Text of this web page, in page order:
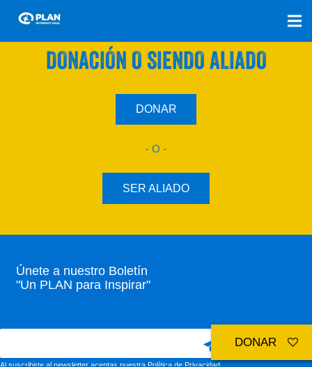
SÚMATE A NUESTRO PLAN CON UNA
DONACIÓN O SIENDO ALIADO
DONAR
- O -
SER ALIADO
Únete a nuestro Boletín
"Un PLAN para Inspirar"
Al suscribirte al newsletter aceptas nuestraPolítica de Privacidad
DONAR